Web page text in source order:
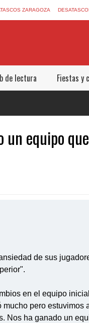
ZARAGOZA
de lectura Fiestas y
equipo
de sus
en el equipo
pero estuvimos
Nos ha ganado un